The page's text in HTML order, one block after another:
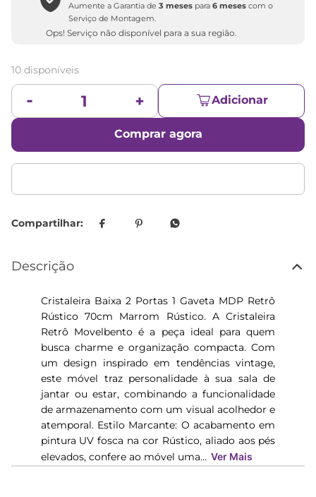
Aumente a Garantia de3 meses para6 meses com o
Serviço de Montagem.
Ops! Serviço não disponível para a sua região.
10 disponíveis
Adicionar
Comprar agora
Descrição
Cristaleira Baixa 2 Portas 1 Gaveta MDP Retrô
Rústico 70cm Marrom Rústico. A Cristaleira
Retrô Movelbento é a peça ideal para quem
busca charme e organização compacta. Com
um design inspirado em tendências vintage,
este móvel traz personalidade à sua sala de
jantar ou estar, combinando a funcionalidade
de armazenamento com um visual acolhedor e
atemporal. Estilo Marcante: O acabamento em
pintura UV fosca na cor Rústico, aliado aos pés
elevados, confere ao móvel uma... Ver Mais